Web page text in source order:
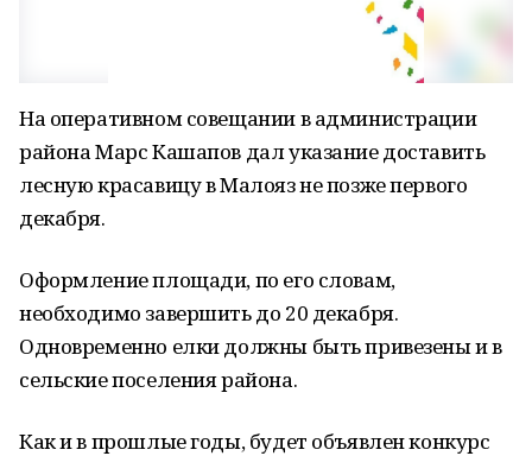
На оперативном совещании в администрации
района Марс Кашапов дал указание доставить
лесную красавицу в Малояз не позже первого
декабря.
Оформление площади, по его словам,
необходимо завершить до 20 декабря.
Одновременно елки должны быть привезены и в
сельские поселения района.
Как и в прошлые годы, будет объявлен конкурс